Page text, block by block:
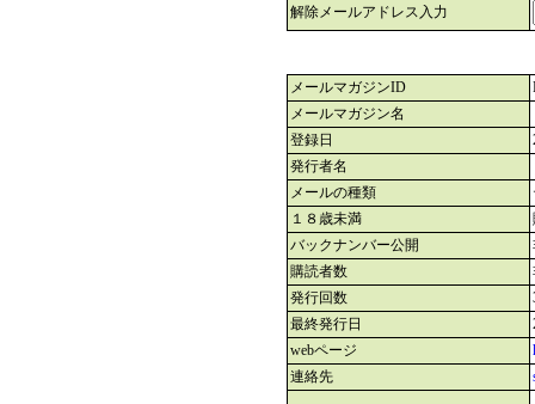
解除メールアドレス入力
メールマガジンID
メールマガジン名
登録日
発行者名
メールの種類
１８歳未満
バックナンバー公開
購読者数
発行回数
最終発行日
webページ
連絡先